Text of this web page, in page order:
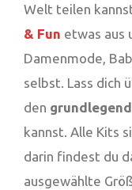
Welt teilen
& Fun etwas aus
Damenmode,
selbst. Lass dich
den
kannst. Alle Kits
darin findest du
ausgewählte